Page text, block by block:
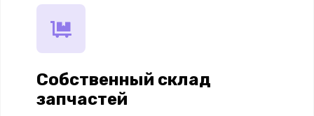
Собственный склад
запчастей